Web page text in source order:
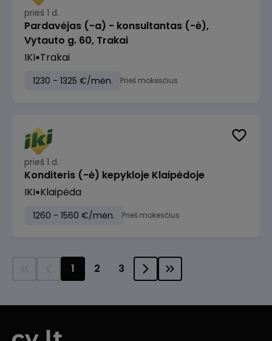
prieš 1 d.
Pardavėjas (-a) - konsultantas (-ė),
Vytauto g. 60, Trakai
IKI Trakai
1230 - 1325 €/mėn. Prieš mokesčius
prieš 1 d.
Konditeris (-ė) kepykloje Klaipėdoje
IKI Klaipėda
1260 - 1560 €/mėn. Prieš mokesčius
1 2 3